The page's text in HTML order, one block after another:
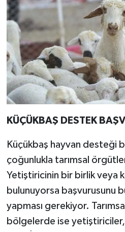
KÜÇÜKBAŞ DESTEK
Küçükbaş hayvan desteği
çoğunlukla tarımsal
Yetiştiricinin bir birlik veya
bulunuyorsa başvurusunu
yapması gerekiyor.
bölgelerde ise yetiştiriciler,